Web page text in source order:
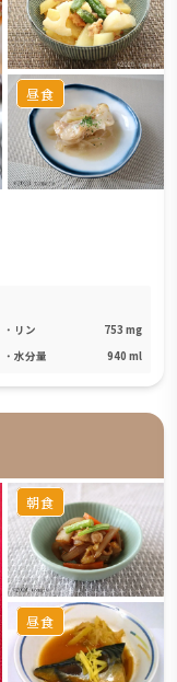
昼食
・ リン 753 mg
・水分量 940 ml
朝食
昼食